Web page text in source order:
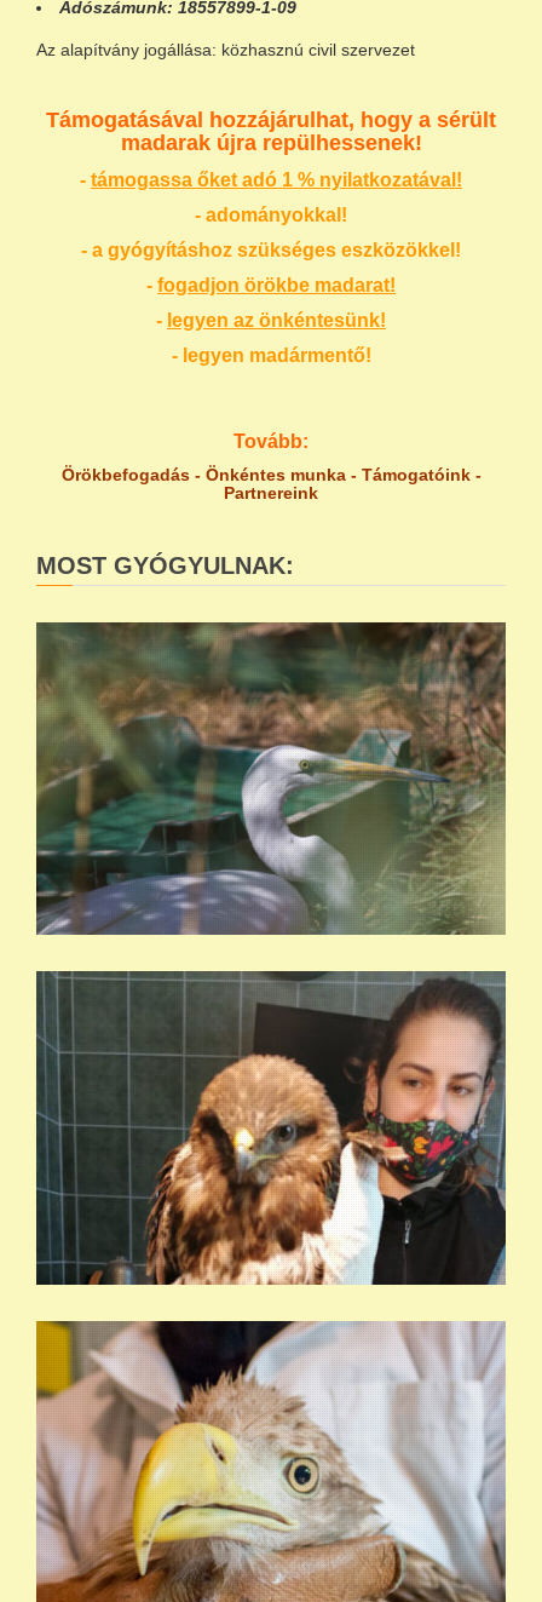
Adószámunk: 18557899-1-09
Az alapítvány jogállása: közhasznú civil szervezet
Támogatásával hozzájárulhat, hogy a sérült
madarak újra repülhessenek!
- támogassa őket adó 1 % nyilatkozatával!
- adományokkal!
- a gyógyításhoz szükséges eszközökkel!
- fogadjon örökbe madarat!
- legyen az önkéntesünk!
- legyen madármentő!
Tovább:
Örökbefogadás - Önkéntes munka- Támogatóink-
Partnereink
MOST GYÓGYULNAK: